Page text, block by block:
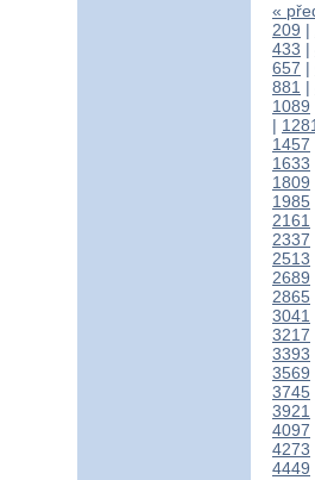
«
209 |
433 |
657 |
881 |
1089
|
1457
1633
1809
1985
2161
2337
2513
2689
2865
3041
3217
3393
3569
3745
3921
4097
4273
4449